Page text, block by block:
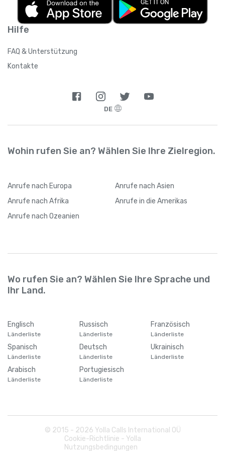
Hilfe
FAQ & Unterstützung
Kontakte
DE
Wohin rufen Sie an? Wählen Sie Ihre Zielregion.
Anrufe nach Europa Anrufe nach Asien
Anrufe nach Afrika Anrufe in die Amerikas
Anrufe nach Ozeanien
Wo rufen Sie an? Wählen Sie Ihre Sprache und
Ihr Land.
Englisch
Länderliste
Russisch
Länderliste
Französisch
Länderliste
Spanisch
Länderliste
Deutsch
Länderliste
Ukrainisch
Länderliste
Arabisch
Länderliste
Portugiesisch
Länderliste
© 2015 - 2026 Yolla Calls International OÜ
Cookie-Richtlinie - Yolla
Nutzungsbedingungen